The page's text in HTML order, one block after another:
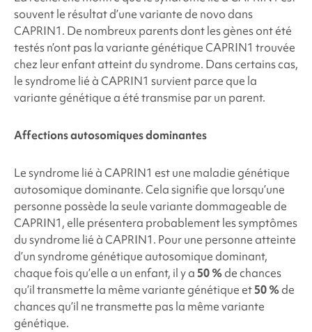
souvent le résultat d’une variante de novo dans
CAPRIN1. De nombreux parents dont les gènes ont été
testés n’ont pas la variante génétique CAPRIN1 trouvée
chez leur enfant atteint du syndrome. Dans certains cas,
le syndrome lié à CAPRIN1 survient parce que la
variante génétique a été transmise par un parent.
Affections autosomiques dominantes
Lesyndrome lié à CAPRIN1 est une maladie génétique
autosomique dominante. Cela signifie que lorsqu’une
personne possède la seule variante dommageable de
CAPRIN1, elle présentera probablement les symptômes
du syndrome lié à CAPRIN1. Pour une personne atteinte
d’un syndrome génétique autosomique dominant,
chaque fois qu’elle a un enfant, il y a 50 %de chances
qu’il transmette la même variante génétique et50 %de
chances qu’il ne transmette pas la même variante
génétique.